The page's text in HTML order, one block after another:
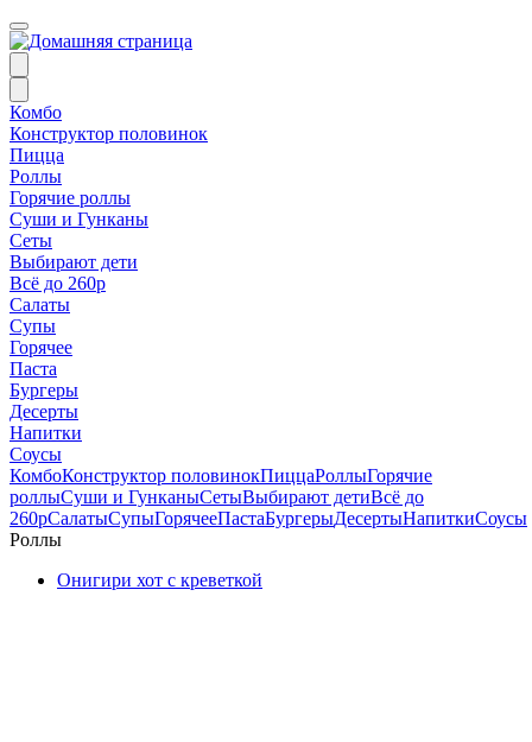
Комбо
Конструктор половинок
Пицца
Роллы
Горячие роллы
Суши и Гунканы
Сеты
Выбирают дети
Всё до 260р
Салаты
Супы
Горячее
Паста
Бургеры
Десерты
Напитки
Соусы
КомбоКонструктор половинокПиццаРоллыГорячие
роллыСуши и ГунканыСетыВыбирают детиВсё до
260рСалатыСупыГорячееПастаБургерыДесертыНапиткиСоусы
Роллы
Онигири хот с креветкой